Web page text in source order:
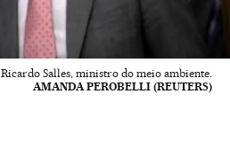
Ricardo Salles, ministro do meio ambiente.
AMANDA PEROBELLI (REUTERS)